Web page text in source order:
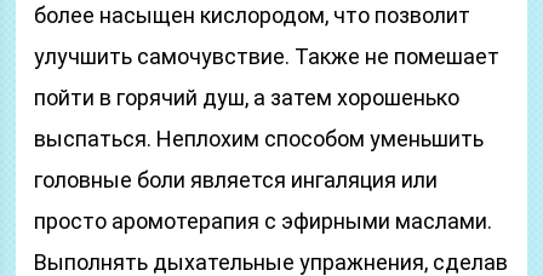
более насыщен кислородом, что позволит
улучшить самочувствие. Также не помешает
пойти в горячий душ, а затем хорошенько
выспаться. Неплохим способом уменьшить
головные боли является ингаляция или
просто аромотерапия с эфирными маслами.
Выполнять дыхательные упражнения, сделав